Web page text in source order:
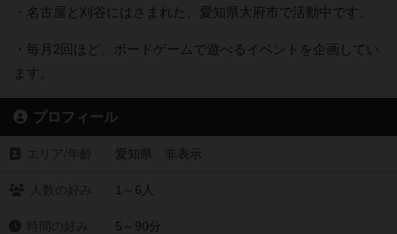
・名古屋と刈谷にはさまれた、愛知県大府市で活動中です。
・毎月2回ほど、ボードゲームで遊べるイベントを企画してい
ます。
プロフィール
愛知県 非表示
1～6人
5～90分